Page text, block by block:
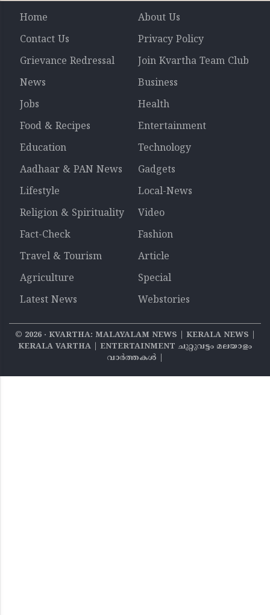
Home
About Us
Contact Us
Privacy Policy
Grievance Redressal
Join Kvartha Team Club
News
Business
Jobs
Health
Food & Recipes
Entertainment
Education
Technology
Aadhaar & PAN News
Gadgets
Lifestyle
Local-News
Religion & Spirituality
Video
Fact-Check
Fashion
Travel & Tourism
Article
Agriculture
Special
Latest News
Webstories
© 2026‧ KVARTHA: MALAYALAM NEWS | KERALA NEWS |
KERALA VARTHA | ENTERTAINMENT ചുറ്റുവട്ടം മലയാളം
വാര്‍ത്തകൾ |